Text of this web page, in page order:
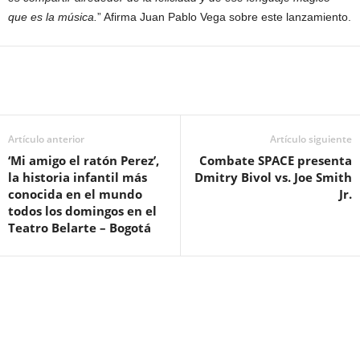
que es la música. ” Afirma Juan Pablo Vega sobre este lanzamiento.
Artículo anterior
‘Mi amigo el ratón Perez’,
la historia infantil más
conocida en el mundo
todos los domingos en el
Teatro Belarte – Bogotá
Artículo siguiente
Combate SPACE presenta
Dmitry Bivol vs. Joe Smith
Jr.